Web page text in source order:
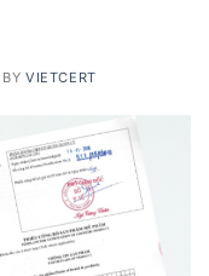
BYVIETCERT